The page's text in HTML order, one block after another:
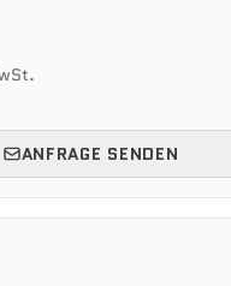
ANFRAGE SENDEN